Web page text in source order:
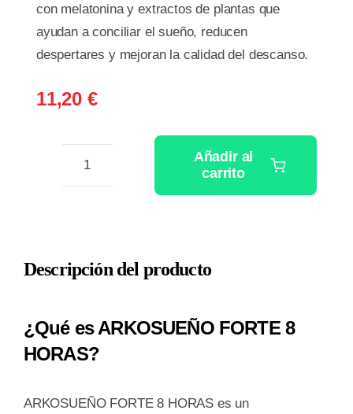
con melatonina y extractos de plantas que
ayudan a conciliar el sueño, reducen
despertares y mejoran la calidad del descanso.
11,20 €
30
cantidad
Añadir al
carrito
Descripción del producto
¿Qué es ARKOSUEÑO FORTE 8
HORAS?
ARKOSUEÑO FORTE 8 HORAS es un